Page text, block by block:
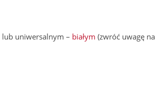
lub uniwersalnym – białym (zwróć uwagę na